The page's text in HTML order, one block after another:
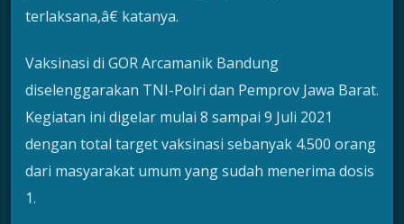
terlaksana,â€ katanya.
Vaksinasi di GOR Arcamanik Bandung
diselenggarakan TNI-Polri dan Pemprov Jawa Barat.
Kegiatan ini digelar mulai 8 sampai 9 Juli 2021
dengan total target vaksinasi sebanyak 4.500 orang
dari masyarakat umum yang sudah menerima dosis
1.